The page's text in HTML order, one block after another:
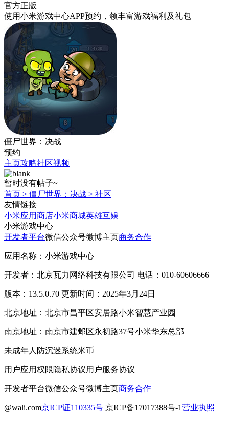
官方正版
使用小米游戏中心APP预约 ，领丰富游戏福利 及礼包
僵尸世界：决战
预约
主页攻略社区视频
暂时没有帖子~
首页 > 僵尸世界：决战 > 社区
友情链接
小米应用商店小米商城英雄互娱
小米游戏中心
开发者平台微信公众号微博主页商务合作
应用名称：小米游戏中心
开发者：北京瓦力网络科技有限公司 电话：010-60606666
版本：13.5.0.70 更新时间：2025年3月24日
北京地址：北京市昌平区安居路小米智慧产业园
南京地址：南京市建邺区永初路37号小米华东总部
未成年人防沉迷系统米币
用户应用权限隐私协议用户服务协议
开发者平台微信公众号微博主页商务合作
@wali.com京ICP证110335号 京ICP备17017388号-1营业执照